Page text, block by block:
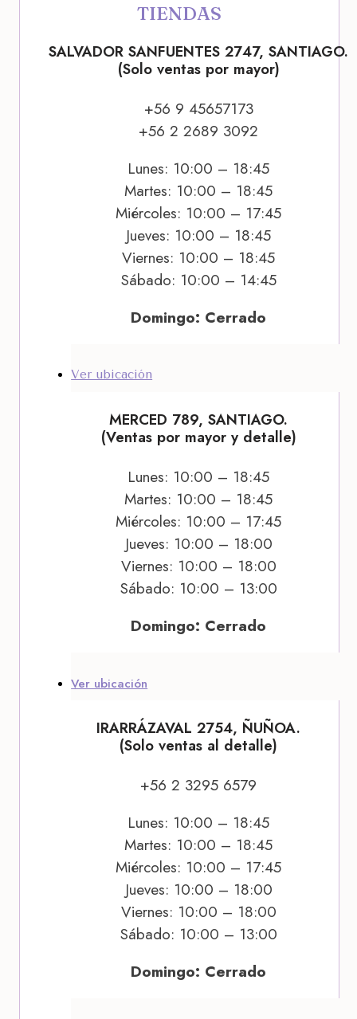
TIENDAS
SALVADOR SANFUENTES 2747, SANTIAGO.
(Solo ventas por mayor)
+56 9 45657173
+56 2 2689 3092
Lunes: 10:00 – 18:45
Martes: 10:00 – 18:45
Miércoles: 10:00 – 17:45
Jueves: 10:00 – 18:45
Viernes: 10:00 – 18:45
Sábado: 10:00 – 14:45
Domingo: Cerrado
Ver ubicación
MERCED 789, SANTIAGO.
(Ventas por mayor y detalle)
Lunes: 10:00 – 18:45
Martes: 10:00 – 18:45
Miércoles: 10:00 – 17:45
Jueves: 10:00 – 18:00
Viernes: 10:00 – 18:00
Sábado: 10:00 – 13:00
Domingo: Cerrado
Ver ubicación
IRARRÁZAVAL 2754, ÑUÑOA.
(Solo ventas al detalle)
+56 2 3295 6579
Lunes: 10:00 – 18:45
Martes: 10:00 – 18:45
Miércoles: 10:00 – 17:45
Jueves: 10:00 – 18:00
Viernes: 10:00 – 18:00
Sábado: 10:00 – 13:00
Domingo: Cerrado